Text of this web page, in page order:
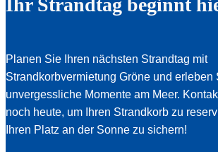
Ihr Strandtag beginnt
Planen Sie Ihren nächsten Strandtag mit
Strandkorbvermietung Gröne und erleben
unvergessliche Momente am Meer.
noch heute, um Ihren Strandkorb zu
Ihren Platz an der Sonne zu sichern!